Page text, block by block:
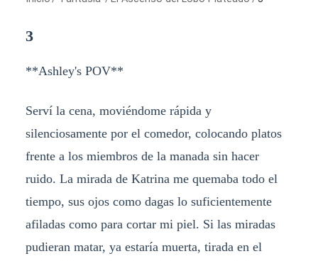
3
**Ashley's POV**
Serví la cena, moviéndome rápida y
silenciosamente por el comedor, colocando platos
frente a los miembros de la manada sin hacer
ruido. La mirada de Katrina me quemaba todo el
tiempo, sus ojos como dagas lo suficientemente
afiladas como para cortar mi piel. Si las miradas
pudieran matar, ya estaría muerta, tirada en el